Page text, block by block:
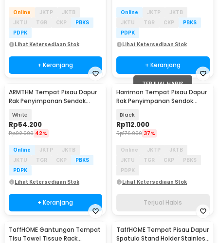
Online JKTP
JKTB
JKTU
TGR CKP
PBKS
PDPK
Lihat Ketersediaan Stok
+ Keranjang
Online JKTP
JKTB
JKTU
TGR CKP
PBKS
PDPK
Lihat Ketersediaan Stok
+ Keranjang
ARMTHM Tempat Pisau Dapur
Rak Penyimpanan Sendok
White
Rp54.200
Rp92.900 42%
Online JKTP
JKTB
JKTU
TGR CKP
PBKS
PDPK
Lihat Ketersediaan Stok
+ Keranjang
TERJUAL HABIS
Harrimon Tempat Pisau Dapur
Rak Penyimpanan Sendok
Black
Rp112.000
Rp176.900 37%
Online JKTP
JKTB
JKTU
TGR CKP
PBKS
PDPK
Lihat Ketersediaan Stok
Terjual Habis
TaffHOME Gantungan Tempat
Tisu Towel Tissue Rack
TaffHOME Tempat Pisau Dapur
Spatula Stand Holder Stainless